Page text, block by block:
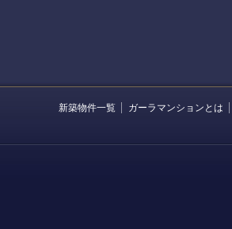
新築物件一覧 ガーラマンションとは